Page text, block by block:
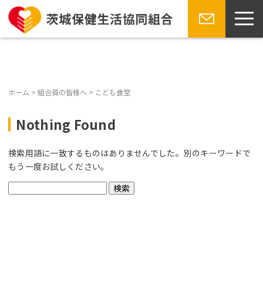
Skip お問い合
ホーム >組合員の皆様へ > こども食堂
Nothing Found
検索用語に一致するものはありませんでした。別のキーワードで
もう一度お試しください。